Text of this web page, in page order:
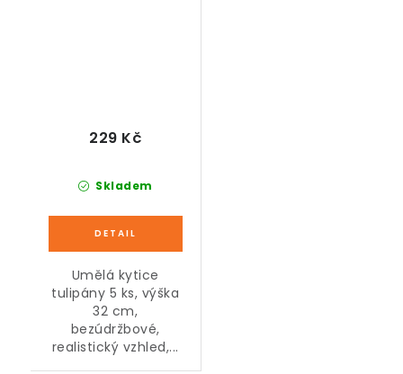
Skladem
229 Kč
Umělá kytice
tulipány 5 ks, výška
32 cm,
bezúdržbové,
realistický vzhled,...